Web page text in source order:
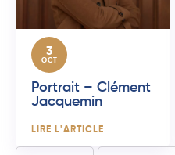
3
OCT
Portrait – Clément
Jacquemin
LIRE L'ARTICLE